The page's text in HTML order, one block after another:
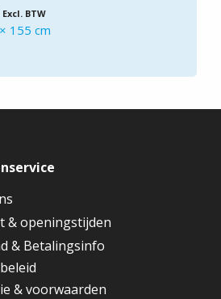
Excl. BTW
155 cm
& openingstijden
& Betalingsinfo
& voorwaarden